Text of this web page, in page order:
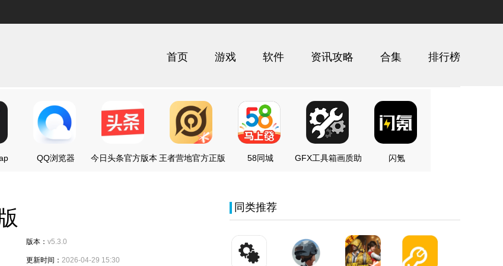
首页 游戏 软件 资讯攻略 合集 排行榜
QQ浏览器 今日头条官方版本 王者营地官方正版 58同城
GFX工具箱画质助
闪氪
版本： v5.3.0
更新时间： 2026-04-29 15:30
同类推荐